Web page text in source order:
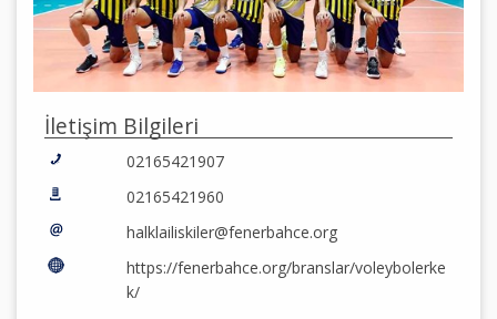
İletişim Bilgileri
02165421907
02165421960
halklailiskiler@fenerbahce.org
https://fenerbahce.org/branslar/voleybolerke
k/